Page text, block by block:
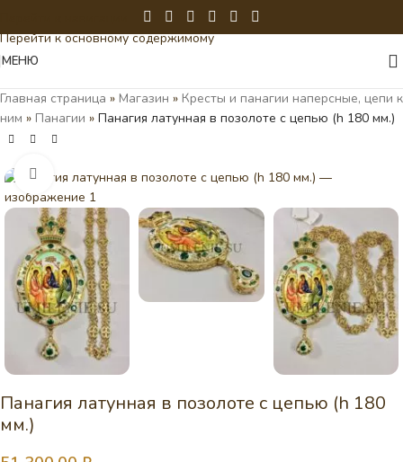
Перейти к основному содержимому
МЕНЮ
Главная страница » Магазин » Кресты и панагии наперсные, цепи к
ним » Панагии » Панагия латунная в позолоте с цепью (h 180 мм.)
Нажмите, чтобы увеличить
Панагия латунная в позолоте с цепью (h 180
мм.)